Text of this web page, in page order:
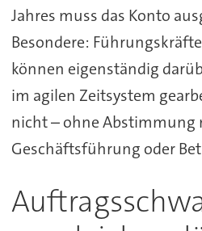
Jahres muss das Konto
Besondere:
können eigenständig
im agilen Zeitsystem
nicht – ohne Abstimmung
Geschäftsführung oder